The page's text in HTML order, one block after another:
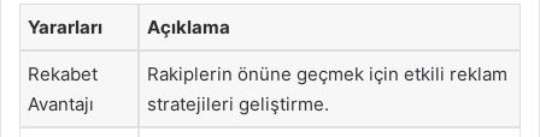
Yararları Açıklama
Rekabet
Avantajı
Rakiplerin önüne geçmek için etkili reklam
stratejileri geliştirme.